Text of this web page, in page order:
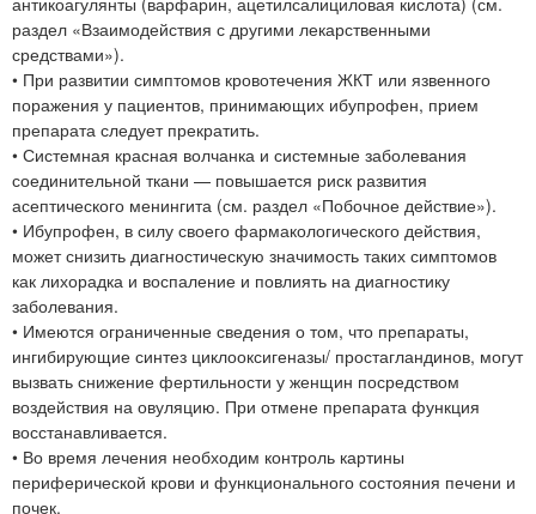
раздел «Взаимодействия с другими лекарственными
средствами»).
• При развитии симптомов кровотечения ЖКТ или язвенного
поражения у пациентов, принимающих ибупрофен, прием
препарата следует прекратить.
• Системная красная волчанка и системные заболевания
соединительной ткани — повышается риск развития
асептического менингита (см. раздел «Побочное действие»).
• Ибупрофен, в силу своего фармакологического действия,
может снизить диагностическую значимость таких симптомов
как лихорадка и воспаление и повлиять на диагностику
заболевания.
• Имеются ограниченные сведения о том, что препараты,
ингибирующие синтез циклооксигеназы/ простагландинов, могут
вызвать снижение фертильности у женщин посредством
воздействия на овуляцию. При отмене препарата функция
восстанавливается.
• Во время лечения необходим контроль картины
периферической крови и функционального состояния печени и
почек.